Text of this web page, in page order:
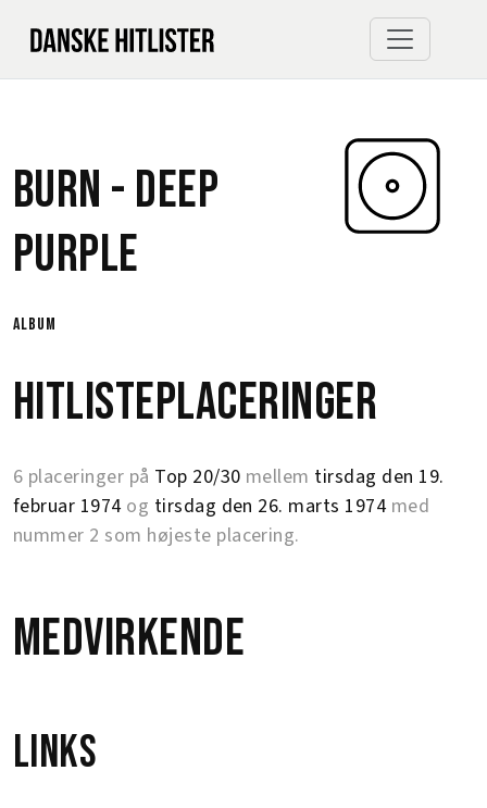
Burn - Deep
Purple
album
Hitlisteplaceringer
6 placeringer på Top 20/30 mellem tirsdag den 19.
februar 1974 og tirsdag den 26. marts 1974 med
nummer 2 som højeste placering.
Medvirkende
Links